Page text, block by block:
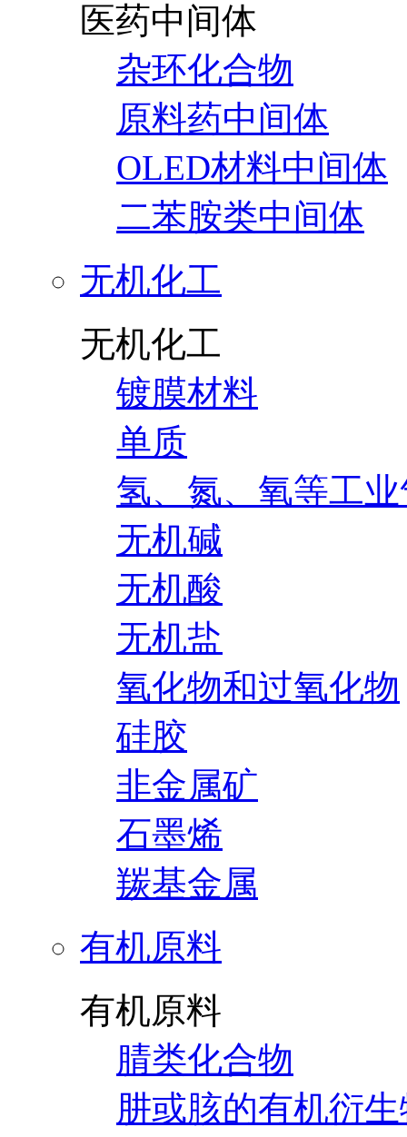
医药中间体
杂环化合物
原料药中间体
OLED材料中间体
二苯胺类中间体
无机化工
无机化工
镀膜材料
单质
氢、氮、氧等工
无机碱
无机酸
无机盐
氧化物和过氧化物
硅胶
非金属矿
石墨烯
羰基金属
有机原料
有机原料
腈类化合物
肼或胲的有机衍